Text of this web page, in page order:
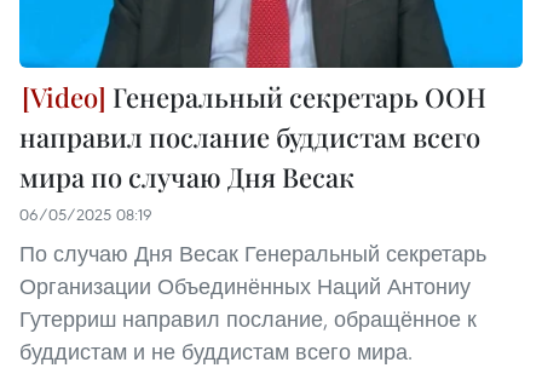
Генеральный секретарь ООН
направил послание буддистам всего
мира по случаю Дня Весак
06/05/2025 08:19
По случаю Дня Весак Генеральный секретарь
Организации Объединённых Наций Антониу
Гутерриш направил послание, обращённое к
буддистам и не буддистам всего мира.